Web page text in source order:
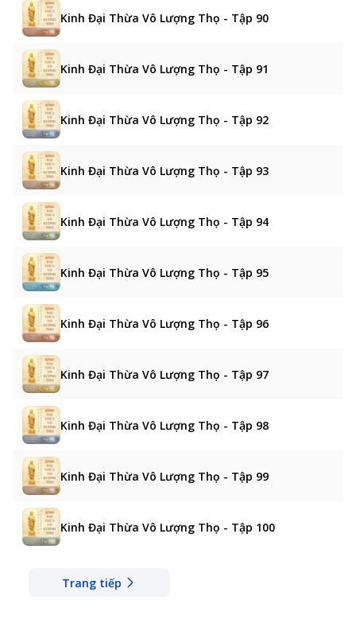
Kinh Đại Thừa Vô Lượng Thọ - Tập 90
Kinh Đại Thừa Vô Lượng Thọ - Tập 91
Kinh Đại Thừa Vô Lượng Thọ - Tập 92
Kinh Đại Thừa Vô Lượng Thọ - Tập 93
Kinh Đại Thừa Vô Lượng Thọ - Tập 94
Kinh Đại Thừa Vô Lượng Thọ - Tập 95
Kinh Đại Thừa Vô Lượng Thọ - Tập 96
Kinh Đại Thừa Vô Lượng Thọ - Tập 97
Kinh Đại Thừa Vô Lượng Thọ - Tập 98
Kinh Đại Thừa Vô Lượng Thọ - Tập 99
Kinh Đại Thừa Vô Lượng Thọ - Tập 100
Trang tiếp